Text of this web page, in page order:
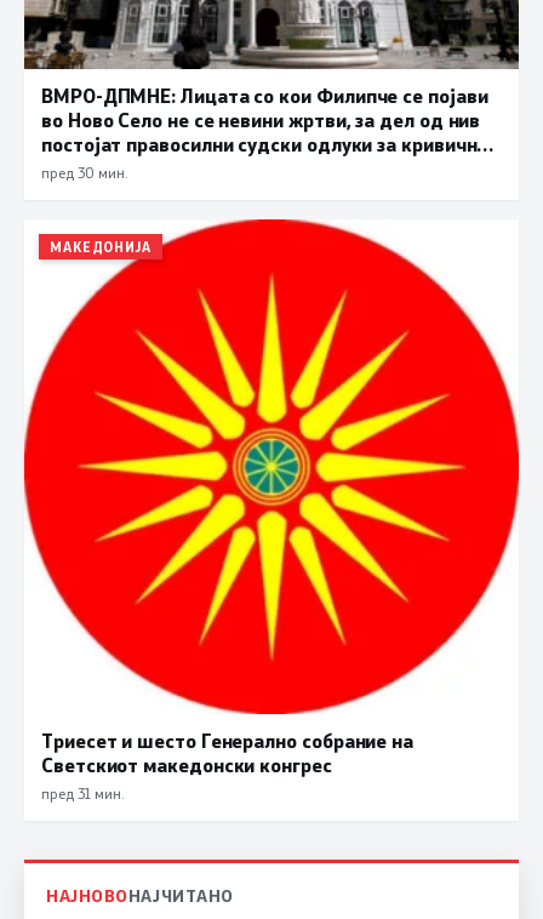
ВМРО-ДПМНЕ: Лицата со кои Филипче се појави
во Ново Село не се невини жртви, за дел од нив
постојат правосилни судски одлуки за кривични
дела
пред 30 мин.
МАКЕДОНИЈА
Триесет и шесто Генерално собрание на
Светскиот македонски конгрес
пред 31 мин.
НАЈНОВОНАЈЧИТАНО